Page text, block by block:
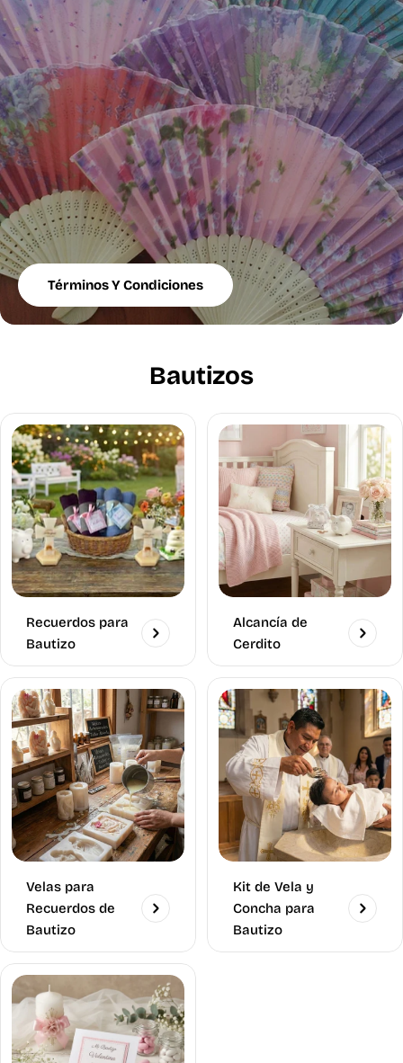
Términos Y Condiciones
Bautizos
Recuerdos para
Bautizo
Alcancía de
Cerdito
Velas para
Recuerdos de
Bautizo
Kit de Vela y
Concha para
Bautizo